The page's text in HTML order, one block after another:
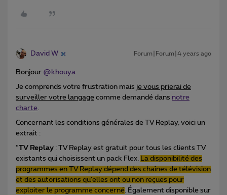
David W Forum|Forum|4 years ago
Bonjour @khouya
Je comprends votre frustration mais je vous prierai de
surveiller votre langage comme demandé dans notre
charte.
Concernant les conditions générales de TV Replay, voici un
extrait :
“TV Replay : TV Replay est gratuit pour tous les clients TV
existants qui choisissent un pack Flex. La disponibilité des
programmes en TV Replay dépend des chaînes de télévision
et des autorisations qu'elles ont ou non reçues pour
exploiter le programme concerné. Également disponible sur